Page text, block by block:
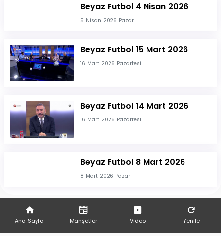
Beyaz Futbol 4 Nisan 2026
5 Nisan 2026 Pazar
Beyaz Futbol 15 Mart 2026
16 Mart 2026 Pazartesi
Beyaz Futbol 14 Mart 2026
16 Mart 2026 Pazartesi
Beyaz Futbol 8 Mart 2026
8 Mart 2026 Pazar
Ana Sayfa Manşetler Video Yenile